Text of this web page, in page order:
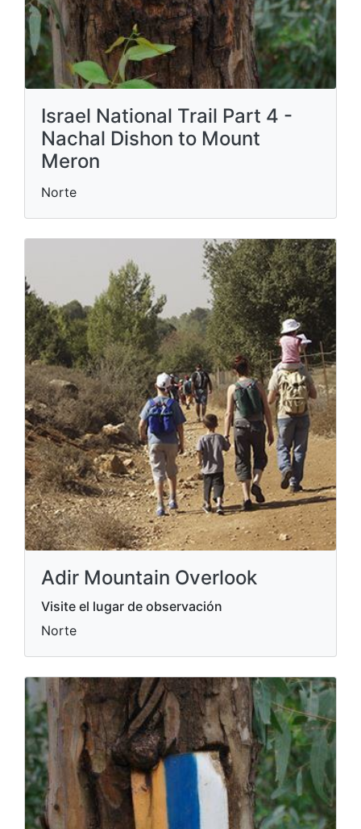
Israel National Trail Part 4 -
Nachal Dishon to Mount
Meron
Norte
Adir Mountain Overlook
Visite el lugar de observación
Norte